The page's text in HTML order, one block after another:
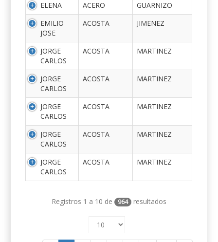
ELENA ACERO
GUARNIZO
EMILIO
JOSE
ACOSTA JIMENEZ
JORGE
CARLOS
ACOSTA MARTINEZ
JORGE
CARLOS
ACOSTA MARTINEZ
JORGE
CARLOS
ACOSTA MARTINEZ
JORGE
CARLOS
ACOSTA MARTINEZ
JORGE
CARLOS
ACOSTA MARTINEZ
Registros 1 a 10 de 964 resultados